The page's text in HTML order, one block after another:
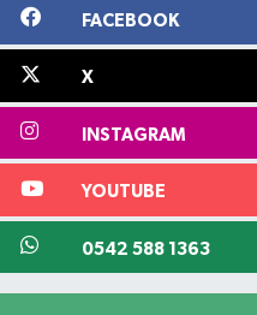
FACEBOOK
X
INSTAGRAM
YOUTUBE
0542 588 1363